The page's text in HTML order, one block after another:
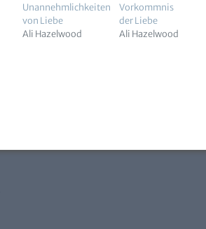
Unannehmlichkeiten
von Liebe
Ali Hazelwood
Vorkommnis
der Liebe
Ali Hazelwood